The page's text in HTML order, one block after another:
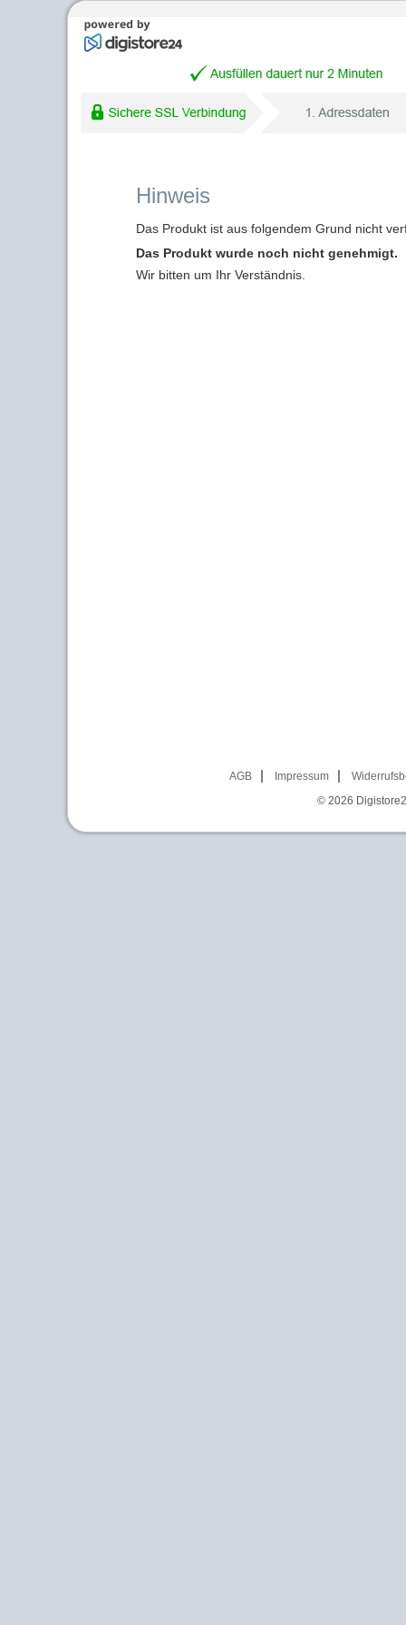
Hinweis
Das Produkt ist aus folgendem Grund nicht
Das Produkt wurde noch nicht genehmigt.
Wir bitten um Ihr Verständnis.
AGB Impressum
© 2026